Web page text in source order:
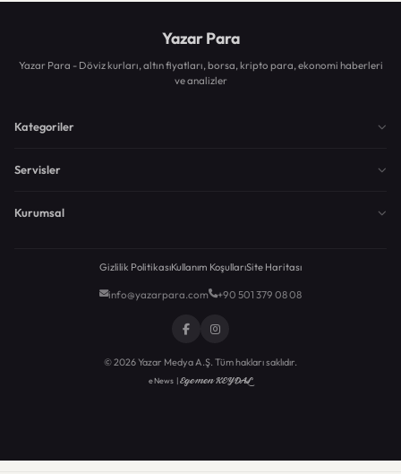
Yazar Para
Yazar Para - Döviz kurları, altın fiyatları, borsa, kripto para, ekonomi haberleri
ve analizler
Kategoriler
Servisler
Kurumsal
Gizlilik PolitikasıKullanım KoşullarıSite Haritası
info@yazarpara.com +90 501 379 08 08
© 2026 Yazar Medya A.Ş. Tüm hakları saklıdır.
eNews |Egemen KEYDAL